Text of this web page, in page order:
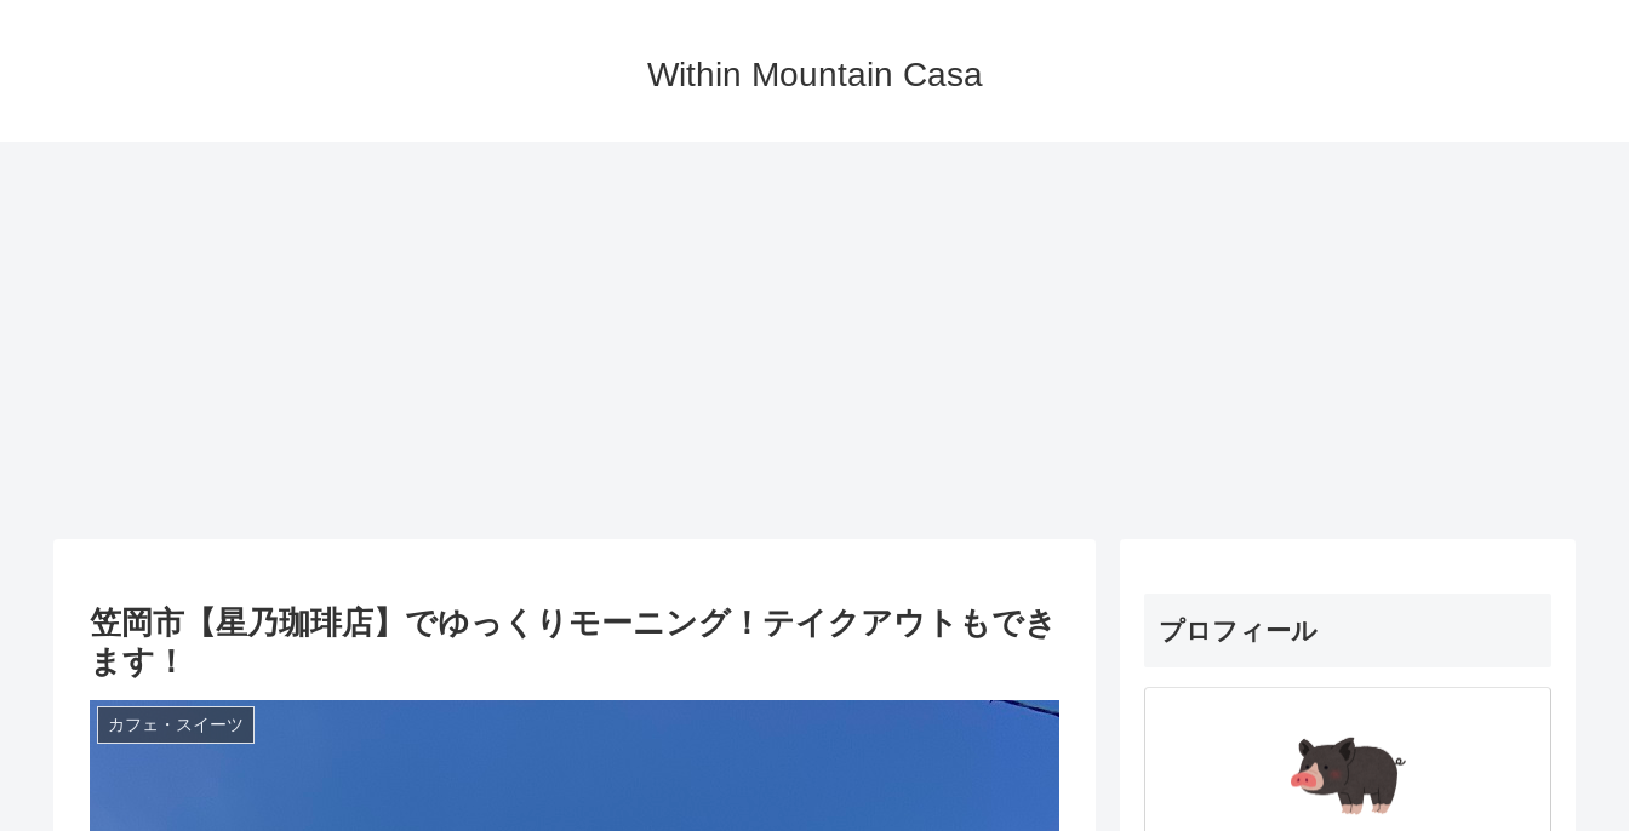
Within Mountain Casa
笠岡市【星乃珈琲店】でゆっくりモーニング！テイクアウトもでき
ます！
カフェ・スイーツ
プロフィール